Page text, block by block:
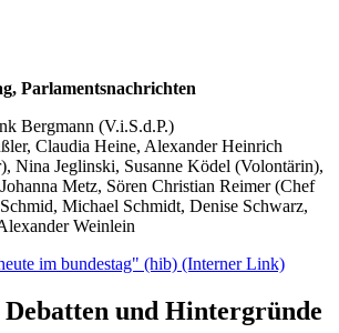
Parlamentsnachrichten
Bergmann (V.i.S.d.P.)
Claudia Heine, Alexander Heinrich
Nina Jeglinski, Susanne Ködel (Volontärin),
Metz, Sören Christian Reimer (Chef
Michael Schmidt, Denise Schwarz,
Weinlein
im bundestag" (hib) (Interner Link)
und Hintergründe